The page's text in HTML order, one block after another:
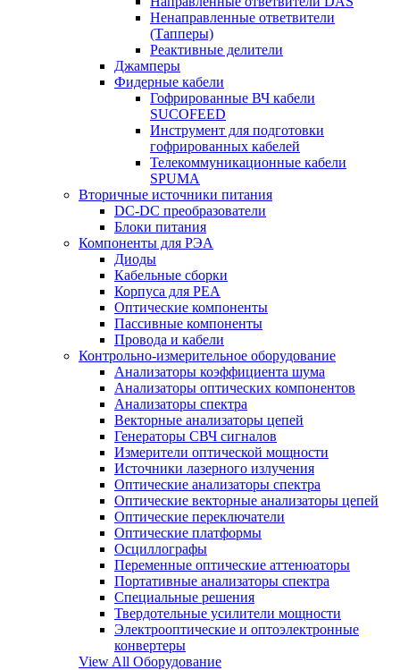
Ненаправленные ответвители
(Тапперы)
Реактивные делители
Джамперы
Фидерные кабели
Гофрированные ВЧ кабели
SUCOFEED
Инструмент для подготовки
гофрированных кабелей
Телекоммуникационные кабели
SPUMA
Вторичные источники питания
DC-DC преобразователи
Блоки питания
Компоненты для РЭА
Диоды
Кабельные сборки
Корпуса для РЕА
Оптические компоненты
Пассивные компоненты
Провода и кабели
Контрольно-измерительное оборудование
Анализаторы коэффициента шума
Анализаторы оптических компонентов
Анализаторы спектра
Векторные анализаторы цепей
Генераторы СВЧ сигналов
Измерители оптической мощности
Источники лазерного излучения
Оптические анализаторы спектра
Оптические векторные анализаторы цепей
Оптические переключатели
Оптические платформы
Осциллографы
Переменные оптические аттенюаторы
Портативные анализаторы спектра
Специальные решения
Твердотельные усилители мощности
Электрооптические и оптоэлектронные
конвертеры
View All Оборудование